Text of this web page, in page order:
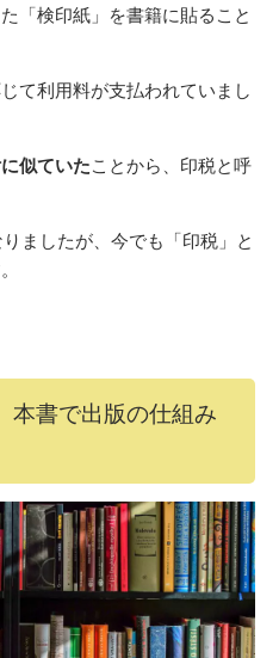
「検印紙」を書籍に貼ること
て利用料が支払われていまし
似ていたことから、印税と呼
ましたが、今でも「印税」と
本書で出版の仕組み